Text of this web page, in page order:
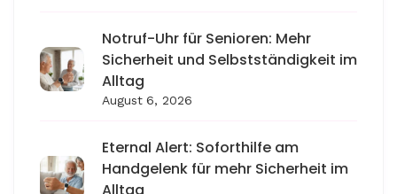
Notruf-Uhr für Senioren: Mehr
Sicherheit und Selbstständigkeit im
Alltag
August 6, 2026
Eternal Alert: Soforthilfe am
Handgelenk für mehr Sicherheit im